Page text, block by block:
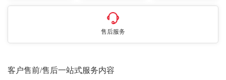
售后服务
客户售前/售后一站式服务内容